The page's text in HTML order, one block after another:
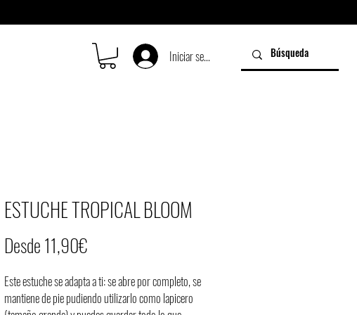
Iniciar sesión
ESTUCHE TROPICAL BLOOM
Desde11,90€
de
oferta
Este estuche se adapta a ti: se abre por completo, se
mantiene de pie pudiendo utilizarlo como lapicero